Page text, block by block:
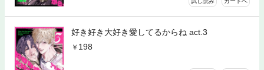
好き好き大好き愛してるからね act.3
198